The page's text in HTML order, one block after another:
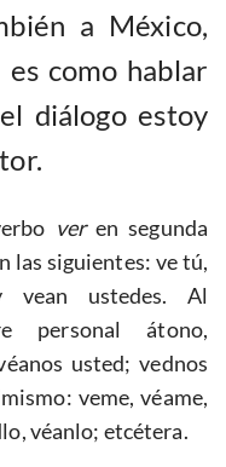
a México,
es como hablar
diálogo estoy
veren segunda
las siguientes: ve tú,
vean ustedes. Al
personal átono,
usted; vednos
veme, véame,
véanlo; etcétera.